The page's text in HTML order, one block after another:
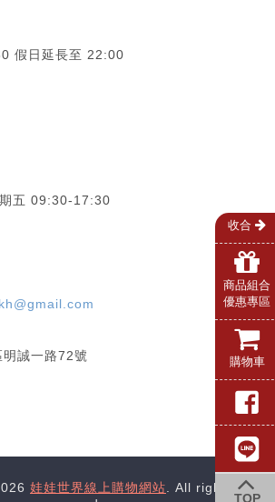
假日延長至 22:00
五 09:30-17:30
誠一路72號
娃娃世界線上購物網站. All rights
收合
商品組合
優惠專區
購物車
TOP